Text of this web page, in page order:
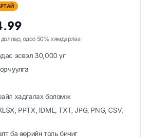
одоо 50% хямдарлаа
эсвэл 30,000 үг
хадгалах боломж
PPTX, IDML, TXT, JPG, PNG, CSV,
ба өөрийн толь бичиг